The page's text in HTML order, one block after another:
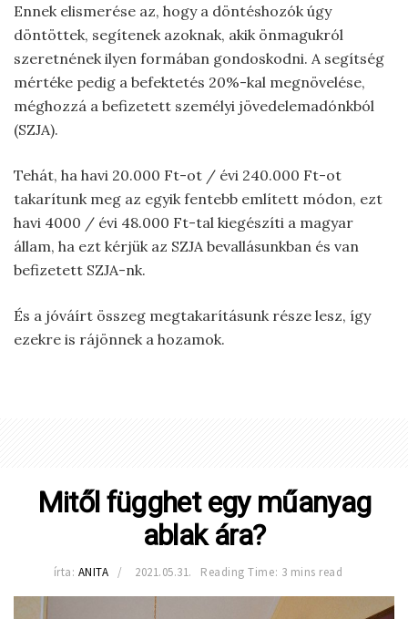
Ennek elismerése az, hogy a döntéshozók úgy
döntöttek, segítenek azoknak, akik önmagukról
szeretnének ilyen formában gondoskodni. A segítség
mértéke pedig a befektetés 20%-kal megnövelése,
méghozzá a befizetett személyi jövedelemadónkból
(SZJA).
Tehát, ha havi 20.000 Ft-ot / évi 240.000 Ft-ot
takarítunk meg az egyik fentebb említett módon, ezt
havi 4000 / évi 48.000 Ft-tal kiegészíti a magyar
állam, ha ezt kérjük az SZJA bevallásunkban és van
befizetett SZJA-nk.
És a jóváírt összeg megtakarításunk része lesz, így
ezekre is rájönnek a hozamok.
Mitől függhet egy műanyag
ablak ára?
írta: ANITA 2021.05.31. Reading Time: 3 mins read